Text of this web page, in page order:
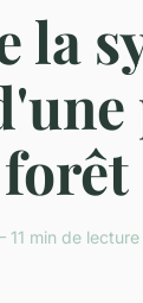
la
min de lecture